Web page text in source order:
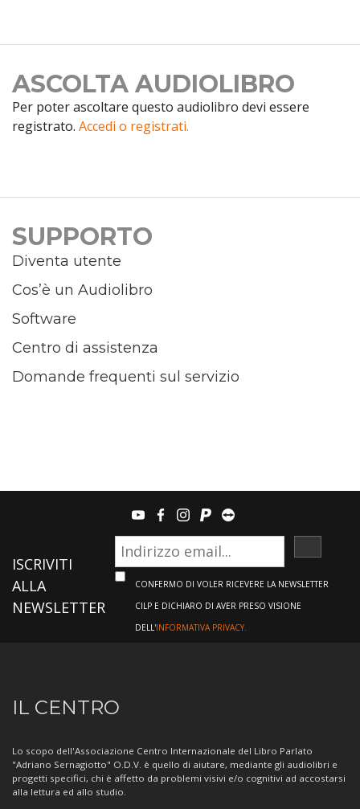
ASCOLTA AUDIOLIBRO
Per poter ascoltare questo audiolibro devi essere
registrato. Accedi o registrati.
SUPPORTO
Diventa utente
Cos’è un Audiolibro
Software
Centro di assistenza
Domande frequenti sul servizio
youtubefacebook
instagram
paypalteamviewer
ISCRIVITI
ALLA
NEWSLETTER
CONFERMO DI VOLER RICEVERE LA NEWSLETTER
CILP E DICHIARO DI AVER PRESO VISIONE
DELL'INFORMATIVA PRIVACY.
Informazioni
sul
Centro
IL CENTRO
Lo scopo dell'Associazione Centro Internazionale del Libro Parlato
"Adriano Sernagiotto" O.D.V. è quello di aiutare, mediante gli audiolibri e
progetti specifici, chi è affetto da problemi visivi e/o cognitivi ad accostarsi
alla lettura ed allo studio.